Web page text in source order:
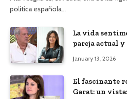
política española…
La vida
pareja actual
January 13, 2026
El fascinante
Garat: un